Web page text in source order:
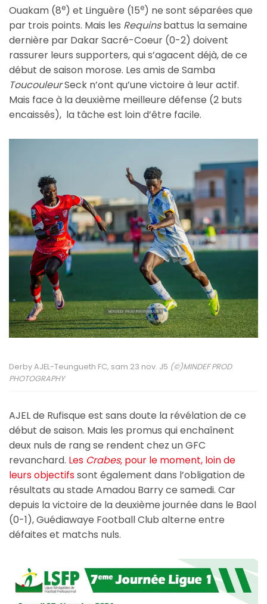
Ouakam (8e) et Linguère (15e) ne sont séparées que
par trois points. Mais les Requinsbattus la semaine
dernière par Dakar Sacré-Coeur (0-2) doivent
rassurer leurs supporters, qui s’agacent déjà, de ce
début de saison morose. Les amis de Samba
ToucouleurSeck n’ont qu’une victoire à leur actif.
Mais face à la deuxième meilleure défense (2 buts
encaissés), la tâche est loin d’être facile.
Derby AJEL-Teungueth FC, sam 23 nov. J5 (©)MINDEF PROD
PHOTOGRAPHY
AJEL de Rufisque est sans doute la révélation de ce
début de saison. Mais les promus qui enchaînent
deux nuls de rang se rendent chez un GFC
revanchard. Les Crabes, pour le moment, loin de
leurs objectifssont également dans l’obligation de
résultats au stade Amadou Barry ce samedi. Car
depuis la victoire de la deuxième journée dans le Baol
(0-1), Guédiawaye Football Club alterne entre
défaites et matchs nuls.